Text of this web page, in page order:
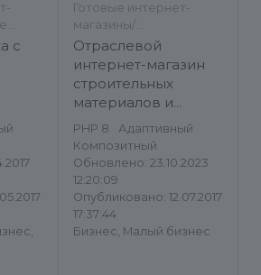
и
с
Готовые интернет-
магазины/
Строительство и
ремонт
Отраслевой
интернет-магазин
строительных
материалов и
инструментов
«Stroy-market 2.0»
PHP 8
Адаптивный
Композитный
Обновлено: 23.10.2023
12:20:09
Опубликовано: 12.07.2017
17:37:44
Бизнес, Малый бизнес